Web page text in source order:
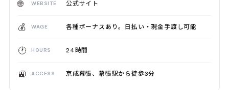
🌐 WEBSITE 公式サイト
💰 WAGE 各種ボーナスあり。日払い・現金手渡し可能
🕐 HOURS 24時間
🚉 ACCESS 京成幕張、幕張駅から徒歩3分